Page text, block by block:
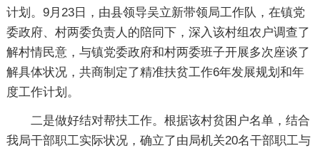
计划。9月23日，由县领导吴立新带领局工作队，在镇党
委政府、村两委负责人的陪同下，深入该村组农户调查了
解村情民意，与镇党委政府和村两委班子开展多次座谈了
解具体状况，共商制定了精准扶贫工作6年发展规划和年
度工作计划。
二是做好结对帮扶工作。根据该村贫困户名单，结合
我局干部职工实际状况，确立了由局机关20名干部职工与